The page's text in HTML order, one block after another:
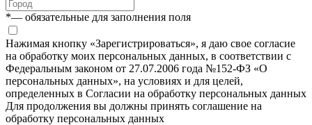
*— обязательные для заполнения поля
Нажимая кнопку «Зарегистрироваться», я даю свое согласие
на обработку моих персональных данных, в соответствии с
Федеральным законом от 27.07.2006 года №152-ФЗ «О
персональных данных», на условиях и для целей,
определенных в Согласии на обработку персональных данных
Для продолжения вы должны принять соглашение на
обработку персональных данных